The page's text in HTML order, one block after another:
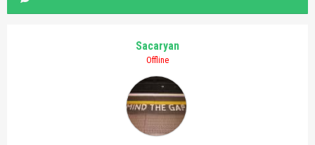
Sacaryan
Offline